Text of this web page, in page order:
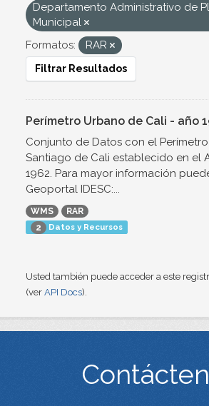
Departamento Administrativo de
Municipal
Formatos:
RAR
Filtrar Resultados
Perímetro Urbano de Cali - año
Conjunto de Datos con el
Santiago de Cali establecido en el
1962. Para mayor información
Geoportal IDESC:...
WMS
RAR
2 Datos y Recursos
Usted también puede acceder a este
(ver API Docs).